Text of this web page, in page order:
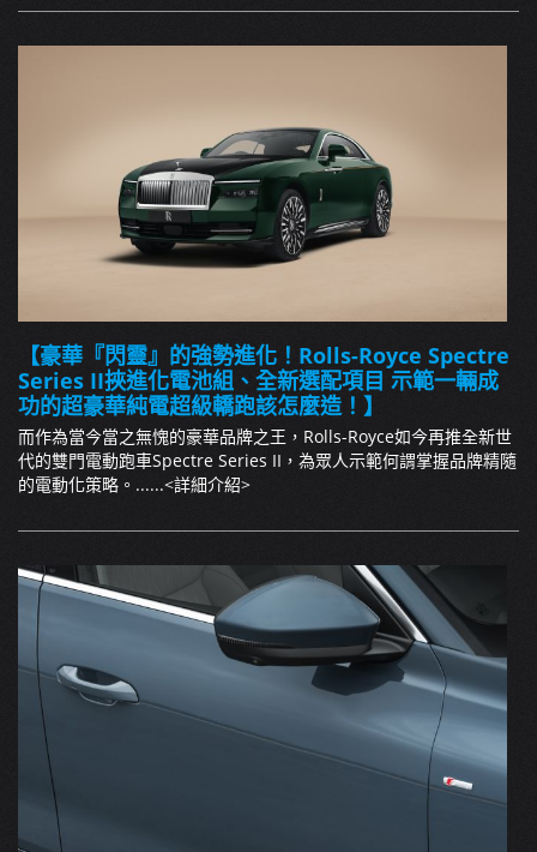
【豪華『閃靈』的強勢進化！Rolls-Royce Spectre
Series II挾進化電池組、全新選配項目 示範一輛成
功的超豪華純電超級轎跑該怎麼造！】
而作為當今當之無愧的豪華品牌之王，Rolls-Royce如今再推全新世
代的雙門電動跑車Spectre Series II，為眾人示範何謂掌握品牌精隨
的電動化策略。......<詳細介紹>